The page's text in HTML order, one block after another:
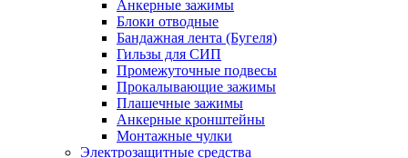
Анкерные зажимы
Блоки отводные
Бандажная лента (Бугеля)
Гильзы для СИП
Промежуточные подвесы
Прокалывающие зажимы
Плашечные зажимы
Анкерные кронштейны
Монтажные чулки
Электрозащитные средства